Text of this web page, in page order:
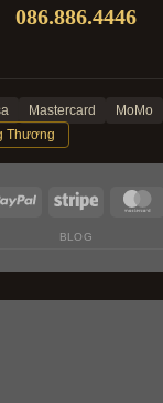
086.886.4446
Mastercard MoMo
Thương
BLOG